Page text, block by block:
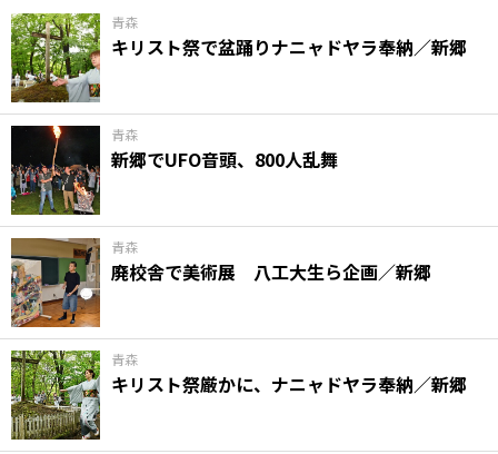
青森
キリスト祭で盆踊りナニャドヤラ奉納／新郷
青森
新郷でUFO音頭、800人乱舞
青森
廃校舎で美術展 八工大生ら企画／新郷
青森
キリスト祭厳かに、ナニャドヤラ奉納／新郷